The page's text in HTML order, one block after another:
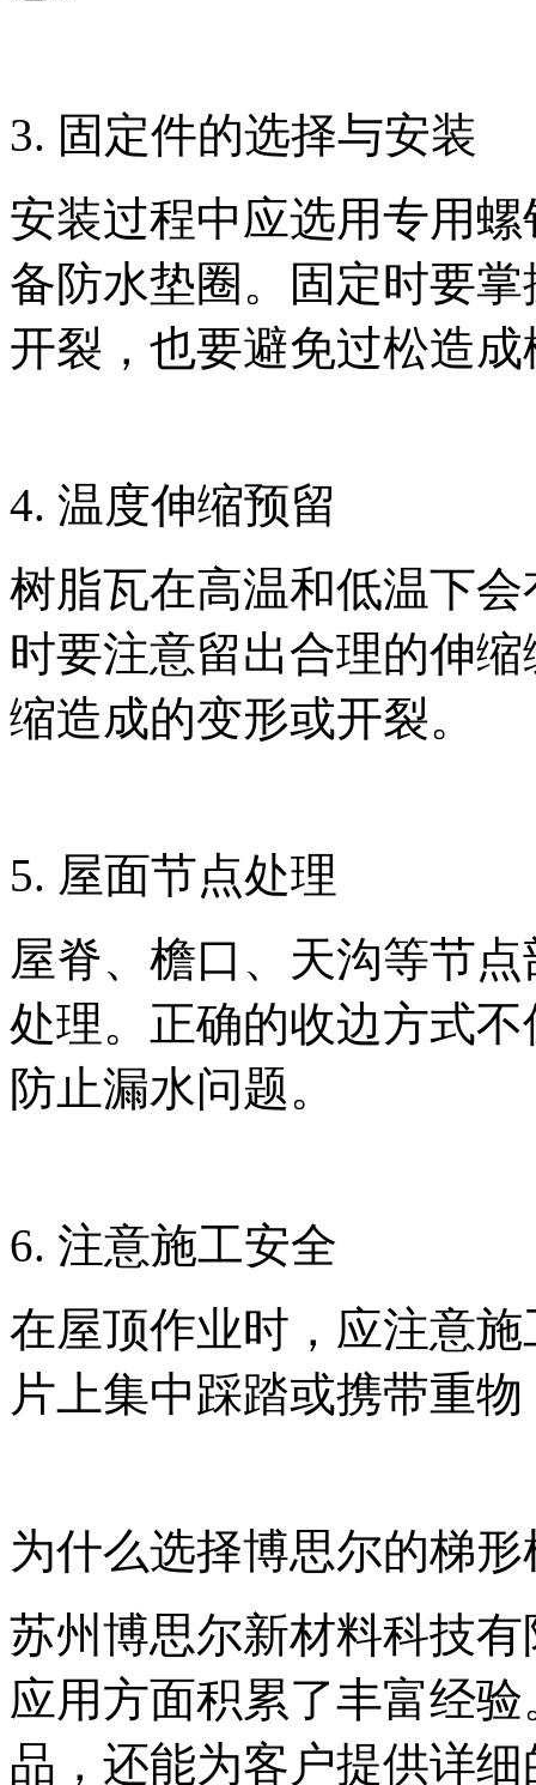
3. 固定件的选择与安装
安装过程中应选用专用
备防水垫圈。固定时要
开裂，也要避免过松造成
4. 温度伸缩预留
树脂瓦在高温和低温下
时要注意留出合理的伸
缩造成的变形或开裂。
5. 屋面节点处理
屋脊、檐口、天沟等节
处理。正确的收边方式
防止漏水问题。
6. 注意施工安全
在屋顶作业时，应注意
片上集中踩踏或携带重
为什么选择博思尔的梯
苏州博思尔新材料科技
应用方面积累了丰富经
品，还能为客户提供详